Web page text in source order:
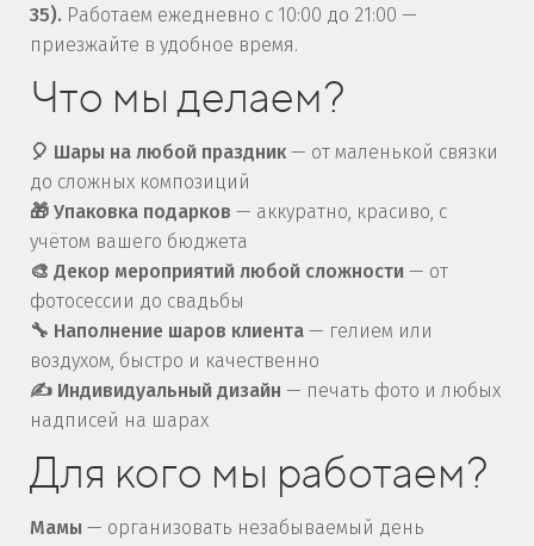
35). Работаем ежедневно с 10:00 до 21:00 —
приезжайте в удобное время.
Что мы делаем?
🎈 Шары на любой праздник — от маленькой связки
до сложных композиций
🎁 Упаковка подарков — аккуратно, красиво, с
учётом вашего бюджета
🎨 Декор мероприятий любой сложности — от
фотосессии до свадьбы
🔧 Наполнение шаров клиента — гелием или
воздухом, быстро и качественно
✍️ Индивидуальный дизайн — печать фото и любых
надписей на шарах
Для кого мы работаем?
Мамы — организовать незабываемый день